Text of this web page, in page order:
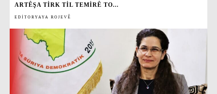
ARTÊŞA TIRK TIL TEMIRÊ TO...
EDITORYAYA ROJEVÊ